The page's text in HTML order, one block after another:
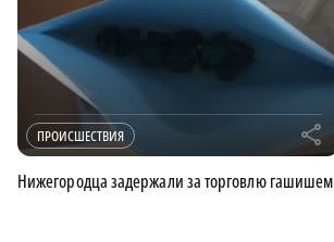
ПРОИСШЕСТВИЯ r
Нижегородца задержали за торговлю гашишем